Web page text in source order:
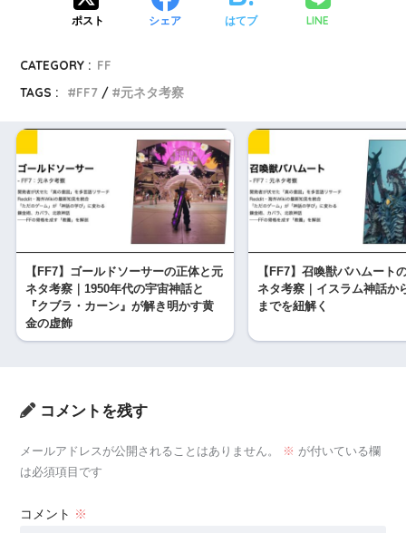
ポスト シェア はてブ LINE
CATEGORY : FF
TAGS :
FF7 元ネタ考察
【FF7】ゴールドソーサーの正体と元
ネタ考察｜1950年代の宇宙神話と
『クブラ・カーン』が解き明かす黄
金の虚飾
【FF7】召喚獣バハムート
ネタ考察｜イスラム神話か
までを紐解く
コメントを残す
メールアドレスが公開されることはありません。 ※ が付いている欄
は必須項目です
コメント ※